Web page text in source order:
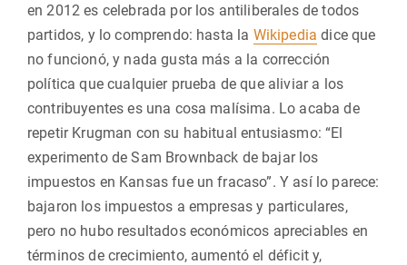
en 2012 es celebrada por los antiliberales de todos
partidos, y lo comprendo: hasta la Wikipedia dice que
no funcionó, y nada gusta más a la corrección
política que cualquier prueba de que aliviar a los
contribuyentes es una cosa malísima. Lo acaba de
repetir Krugman con su habitual entusiasmo: “El
experimento de Sam Brownback de bajar los
impuestos en Kansas fue un fracaso”. Y así lo parece:
bajaron los impuestos a empresas y particulares,
pero no hubo resultados económicos apreciables en
términos de crecimiento, aumentó el déficit y,